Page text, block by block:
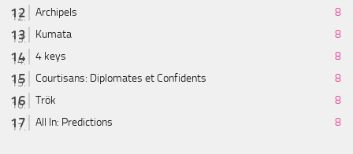
Archipels
8
Kumata
8
4 keys
8
Courtisans: Diplomates et Confidents
8
Trök
8
All In: Predictions
8